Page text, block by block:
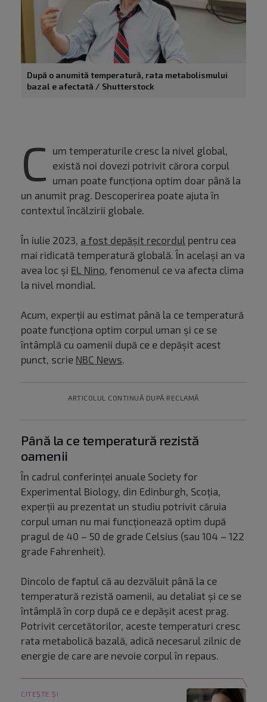
După o anumită temperatură, rata metabolismului
bazal e afectată / Shutterstock
C um temperaturile cresc la nivel global,
există noi dovezi potrivit cărora corpul
uman poate funcționa optim doar până la
un anumit prag. Descoperirea poate ajuta în
contextul încălzirii globale.
În iulie 2023, a fost depășit recordul pentru cea
mai ridicată temperatură globală. În același an va
avea loc și EL Nino, fenomenul ce va afecta clima
la nivel mondial.
Acum, experții au estimat până la ce temperatură
poate funcționa optim corpul uman și ce se
întâmplă cu oamenii după ce e depășit acest
punct, scrie NBC News.
ARTICOLUL CONTINUĂ DUPĂ RECLAMĂ
Până la ce temperatură rezistă
oamenii
În cadrul conferinței anuale Society for
Experimental Biology, din Edinburgh, Scoția,
experții au prezentat un studiu potrivit căruia
corpul uman nu mai funcționează optim după
pragul de 40 – 50 de grade Celsius (sau 104 – 122
grade Fahrenheit).
Dincolo de faptul că au dezvăluit până la ce
temperatură rezistă oamenii, au detaliat și ce se
întâmplă în corp după ce e depășit acest prag.
Potrivit cercetătorilor, aceste temperaturi cresc
rata metabolică bazală, adică necesarul zilnic de
energie de care are nevoie corpul în repaus.
CITEȘTE ȘI